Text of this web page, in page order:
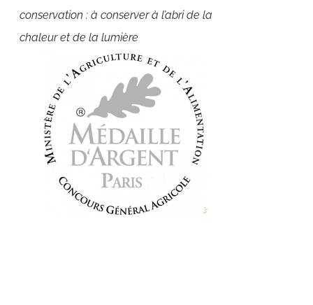
conservation : à conserver à l’abri de la
chaleur et de la lumière